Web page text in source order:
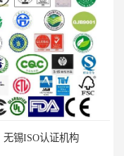
苏州ISO9001认证咨询